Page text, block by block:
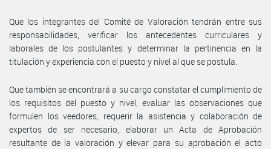
Que los integrantes del Comité de Valoración tendrán entre sus
responsabilidades, verificar los antecedentes curriculares y
laborales de los postulantes y determinar la pertinencia en la
titulación y experiencia con el puesto y nivel al que se postula.
Que también se encontrará a su cargo constatar el cumplimiento de
los requisitos del puesto y nivel, evaluar las observaciones que
formulen los veedores, requerir la asistencia y colaboración de
expertos de ser necesario, elaborar un Acta de Aprobación
resultante de la valoración y elevar para su aprobación el acto